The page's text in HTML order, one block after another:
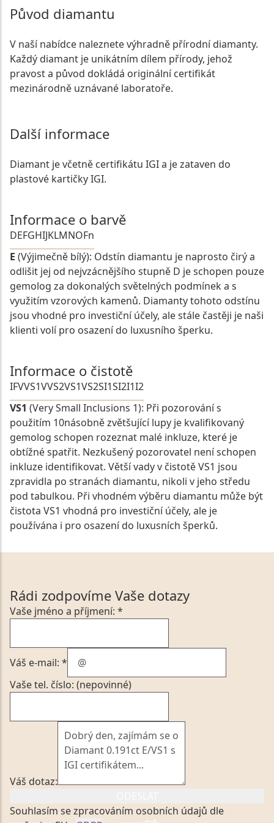
Původ diamantu
V naší nabídce naleznete výhradně přírodní diamanty.
Každý diamant je unikátním dílem přírody, jehož
pravost a původ dokládá originální certifikát
mezinárodně uznávané laboratoře.
Další informace
Diamant je včetně certifikátu IGI a je zataven do
plastové kartičky IGI.
Informace o barvě
DEFGHIJKLMNOFn
E (Výjimečně bílý): Odstín diamantu je naprosto čirý a
odlišit jej od nejvzácnějšího stupně D je schopen pouze
gemolog za dokonalých světelných podmínek a s
využitím vzorových kamenů. Diamanty tohoto odstínu
jsou vhodné pro investiční účely, ale stále častěji je naši
klienti volí pro osazení do luxusního šperku.
Informace o čistotě
IFVVS1VVS2VS1VS2SI1SI2I1I2
VS1 (Very Small Inclusions 1): Při pozorování s
použitím 10násobně zvětšující lupy je kvalifikovaný
gemolog schopen rozeznat malé inkluze, které je
obtížné spatřit. Nezkušený pozorovatel není schopen
inkluze identifikovat. Větší vady v čistotě VS1 jsou
zpravidla po stranách diamantu, nikoli v jeho středu
pod tabulkou. Při vhodném výběru diamantu může být
čistota VS1 vhodná pro investiční účely, ale je
používána i pro osazení do luxusních šperků.
Rádi zodpovíme Vaše dotazy
Vaše jméno a příjmení: *
Váš e-mail: *
Vaše tel. číslo: (nepovinné)
Váš dotaz:
Souhlasím se zpracováním osobních údajů dle